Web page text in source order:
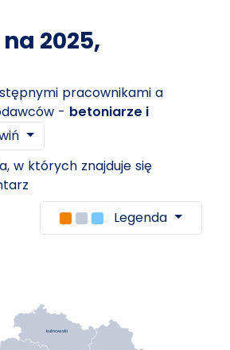
2025,
pracownikami a
- betoniarze i
w których znajduje się
Legenda
kutnowski